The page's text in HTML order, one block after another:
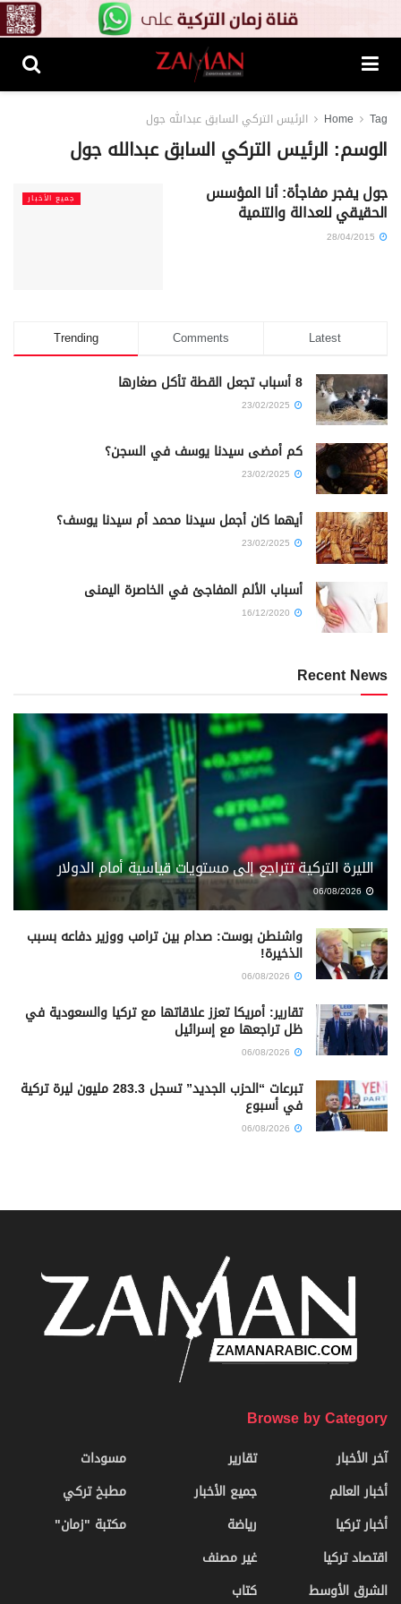
Home Tag الرئيس التركي السابق عبدالله جول
الوسم: الرئيس التركي السابق عبدالله جول
جميع الأخبار جول يفجر مفاجأة: أنا المؤسس
الحقيقي للعدالة والتنمية
Trending Comments Latest
8 أسباب تجعل القطة تأكل صغارها
كم أمضى سيدنا يوسف في السجن؟
أيهما كان أجمل سيدنا محمد أم سيدنا يوسف؟
أسباب الألم المفاجئ في الخاصرة اليمنى
Recent News
الليرة التركية تتراجع إلى مستويات قياسية أمام الدولار
06/08/2026
واشنطن بوست: صدام بين ترامب ووزير دفاعه بسبب
الذخيرة!
تقارير: أمريكا تعزز علاقاتها مع تركيا والسعودية في
ظل تراجعها مع إسرائيل
تبرعات “الحزب الجديد” تسجل 283.3 مليون ليرة تركية
في أسبوع
Browse by Category
آخر الأخبار
أخبار العالم
أخبار تركيا
اقتصاد تركيا
الشرق الأوسط
تقارير
جميع الأخبار
رياضة
غير مصنف
كتاب
مسودات
مطبخ تركي
مكتبة "زمان"